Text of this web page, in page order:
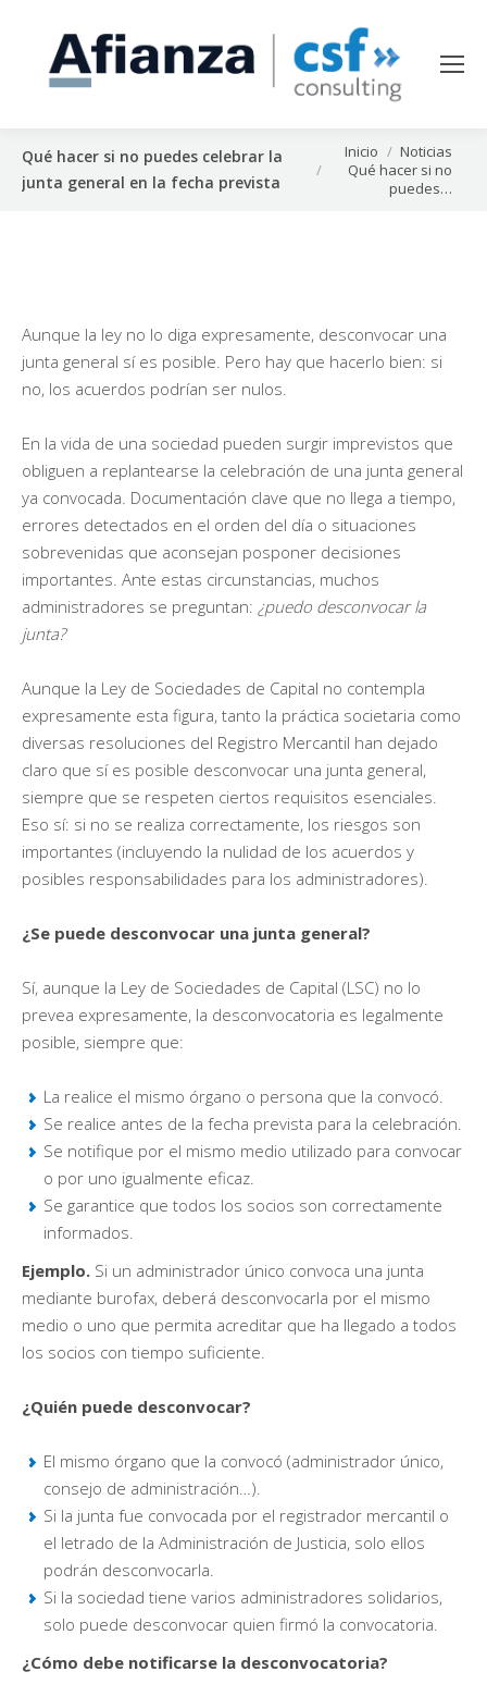
Qué hacer si no puedes celebrar la
junta general en la fecha prevista
Estás aquí:
Inicio
Noticias
Qué hacer si no
puedes…
Aunque la ley no lo diga expresamente, desconvocar una
junta general sí es posible. Pero hay que hacerlo bien: si
no, los acuerdos podrían ser nulos.
En la vida de una sociedad pueden surgir imprevistos que
obliguen a replantearse la celebración de una junta general
ya convocada. Documentación clave que no llega a tiempo,
errores detectados en el orden del día o situaciones
sobrevenidas que aconsejan posponer decisiones
importantes. Ante estas circunstancias, muchos
administradores se preguntan: ¿puedo desconvocar la
junta?
Aunque la Ley de Sociedades de Capital no contempla
expresamente esta figura, tanto la práctica societaria como
diversas resoluciones del Registro Mercantil han dejado
claro que sí es posible desconvocar una junta general,
siempre que se respeten ciertos requisitos esenciales.
Eso sí: si no se realiza correctamente, los riesgos son
importantes (incluyendo la nulidad de los acuerdos y
posibles responsabilidades para los administradores).
¿Se puede desconvocar una junta general?
Sí, aunque la Ley de Sociedades de Capital (LSC) no lo
prevea expresamente, la desconvocatoria es legalmente
posible, siempre que:
La realice el mismo órgano o persona que la convocó.
Se realice antes de la fecha prevista para la celebración.
Se notifique por el mismo medio utilizado para convocar
o por uno igualmente eficaz.
Se garantice que todos los socios son correctamente
informados.
Ejemplo. Si un administrador único convoca una junta
mediante burofax, deberá desconvocarla por el mismo
medio o uno que permita acreditar que ha llegado a todos
los socios con tiempo suficiente.
¿Quién puede desconvocar?
El mismo órgano que la convocó (administrador único,
consejo de administración…).
Si la junta fue convocada por el registrador mercantil o
el letrado de la Administración de Justicia, solo ellos
podrán desconvocarla.
Si la sociedad tiene varios administradores solidarios,
solo puede desconvocar quien firmó la convocatoria.
¿Cómo debe notificarse la desconvocatoria?